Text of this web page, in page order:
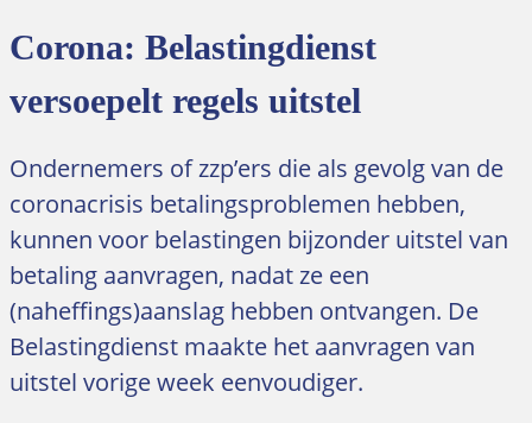
Corona: Belastingdienst
versoepelt regels uitstel
Ondernemers of zzp’ers die als gevolg van de
coronacrisis betalingsproblemen hebben,
kunnen voor belastingen bijzonder uitstel van
betaling aanvragen, nadat ze een
(naheffings)aanslag hebben ontvangen. De
Belastingdienst maakte het aanvragen van
uitstel vorige week eenvoudiger.